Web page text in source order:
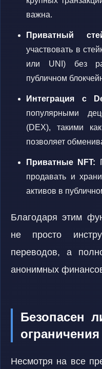
важна.
Приватный
участвовать в
или UNI) без
публичном
Интеграция с
популярными
(DEX), такими
позволяет
Приватные NFT:
продавать и
активов в
Благодаря этим
не просто
переводов, а
анонимных
Безопасен
Несмотря на все